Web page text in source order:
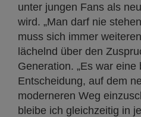
unter jungen Fans als
wird. „Man darf nie
muss sich immer
lächelnd über den
Generation. „Es war eine
Entscheidung, auf dem
moderneren Weg
bleibe ich gleichzeitig in